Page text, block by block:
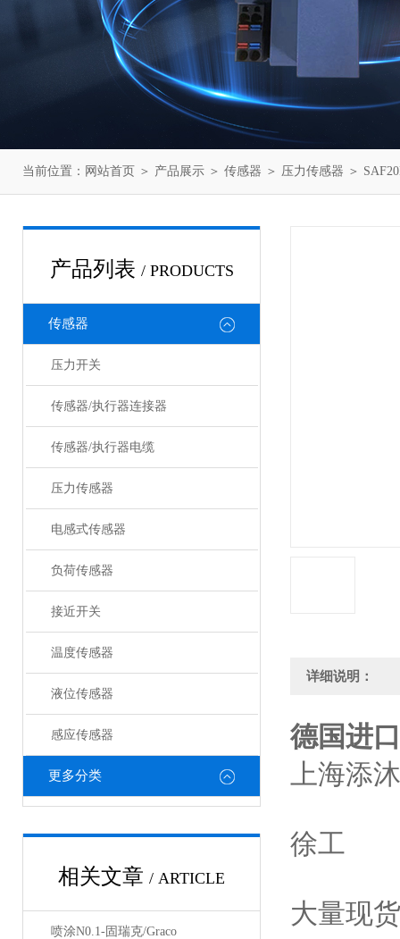
当前位置： 网站首页 ＞ 产品展示 ＞ 传感器 ＞ 压力传感器 ＞
产品列表 / PRODUCTS
传感器
压力开关
传感器/执行器连接器
传感器/执行器电缆
压力传感器
电感式传感器
负荷传感器
接近开关
温度传感器
液位传感器
感应传感器
更多分类
相关文章 / ARTICLE
喷涂N0.1-固瑞克/Graco
详细说明：
德国进
上海添
徐工
大量现